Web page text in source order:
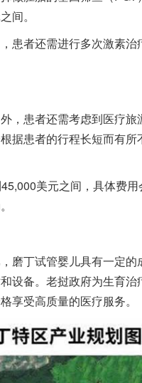
间。
患者还需进行多次激素
，患者还需考虑到医疗
据患者的行程长短而有
美元之间，具体费
磨丁试管婴儿具有一定的
设备。老挝政府为生育
享受高质量的医疗服务。